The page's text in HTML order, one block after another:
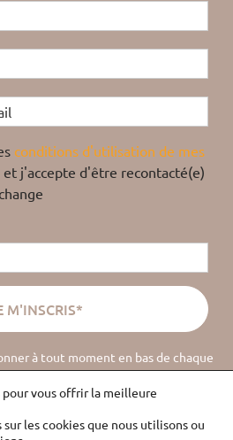
conditions d'utilisation de mes
et j'accepte d'être recontacté(e)
à tout moment en bas de chaque
de confidentialité).
vous offrir la meilleure
sur les cookies que nous utilisons ou